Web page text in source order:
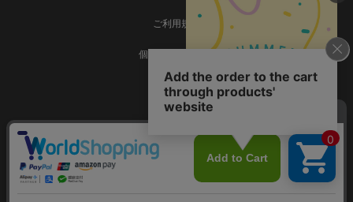
ご利用規約
個人情報保護方針
お問い合わせ
Copyright © SADAMATSU Co., Ltd. all rights reserved.